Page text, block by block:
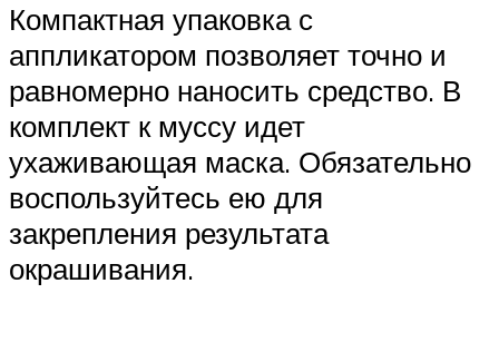
Компактная упаковка с
аппликатором позволяет точно и
равномерно наносить средство. В
комплект к муссу идет
ухаживающая маска. Обязательно
воспользуйтесь ею для
закрепления результата
окрашивания.